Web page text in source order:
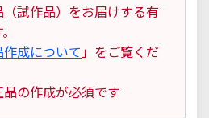
試作品）をお届けする有
成について 」をご覧くだ
の作成が必須です